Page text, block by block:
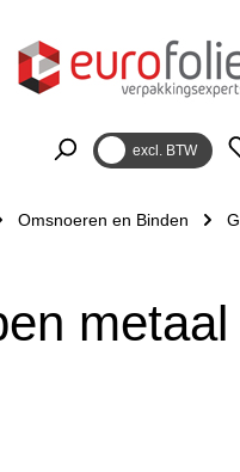
excl. BTW
Omsnoeren en Binden
metaal